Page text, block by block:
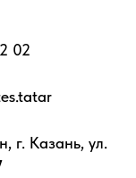
02
г. Казань, ул.